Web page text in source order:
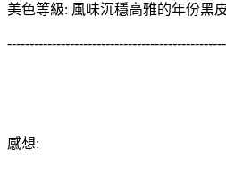
美色等級: 風味沉穩高雅的年份黑
感想: